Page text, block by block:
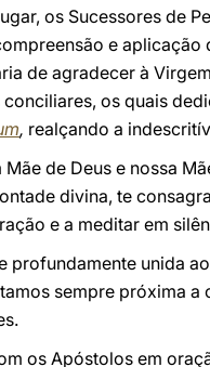
os Sucessores de
e
de agradecer à
os quais
, realçando a
de Deus e nossa
divina, te
e a meditar em
profundamente unida
sempre próxima
os Apóstolos em